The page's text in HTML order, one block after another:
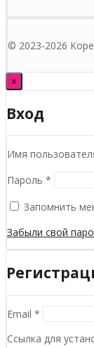
© 2023-2026
×
Вход
Имя
Пароль *
Запомнить
Забыли свой
Email *
Ссылка для